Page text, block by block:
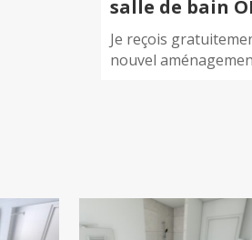
salle de bain
Je reçois
nouvel